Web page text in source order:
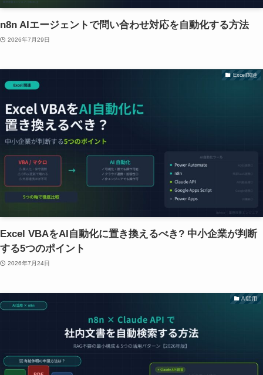
n8n AIエージェントで問い合わせ対応を自動化する方法
2026年7月29日
Excel関連
Excel VBAをAI自動化に置き換えるべき? 中小企業が判断
する5つのポイント
2026年7月24日
AI活用